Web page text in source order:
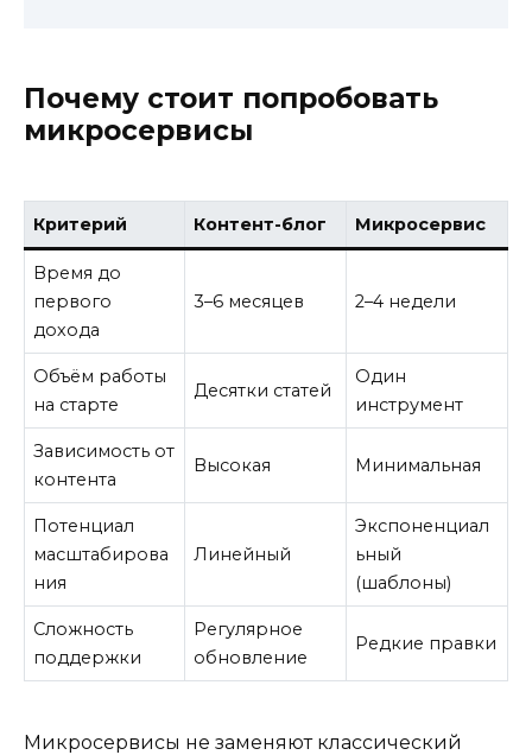
Почему стоит попробовать
микросервисы
Критерий Контент-блог Микросервис
Время до
первого
дохода
3–6 месяцев 2–4 недели
Объём работы
на старте
Десятки статей
Один
инструмент
Зависимость от
контента
Высокая Минимальная
Потенциал
масштабирова
ния
Линейный
Экспоненциал
ьный
(шаблоны)
Сложность
поддержки
Регулярное
обновление
Редкие правки
Микросервисы не заменяют классический